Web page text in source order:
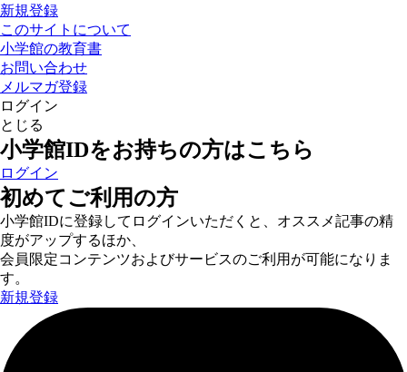
新規登録
このサイトについて
小学館の教育書
お問い合わせ
メルマガ登録
ログイン
とじる
小学館IDをお持ちの方はこちら
ログイン
初めてご利用の方
小学館IDに登録してログインいただくと、オススメ記事の精
度がアップするほか、
会員限定コンテンツおよびサービスのご利用が可能になりま
す。
新規登録